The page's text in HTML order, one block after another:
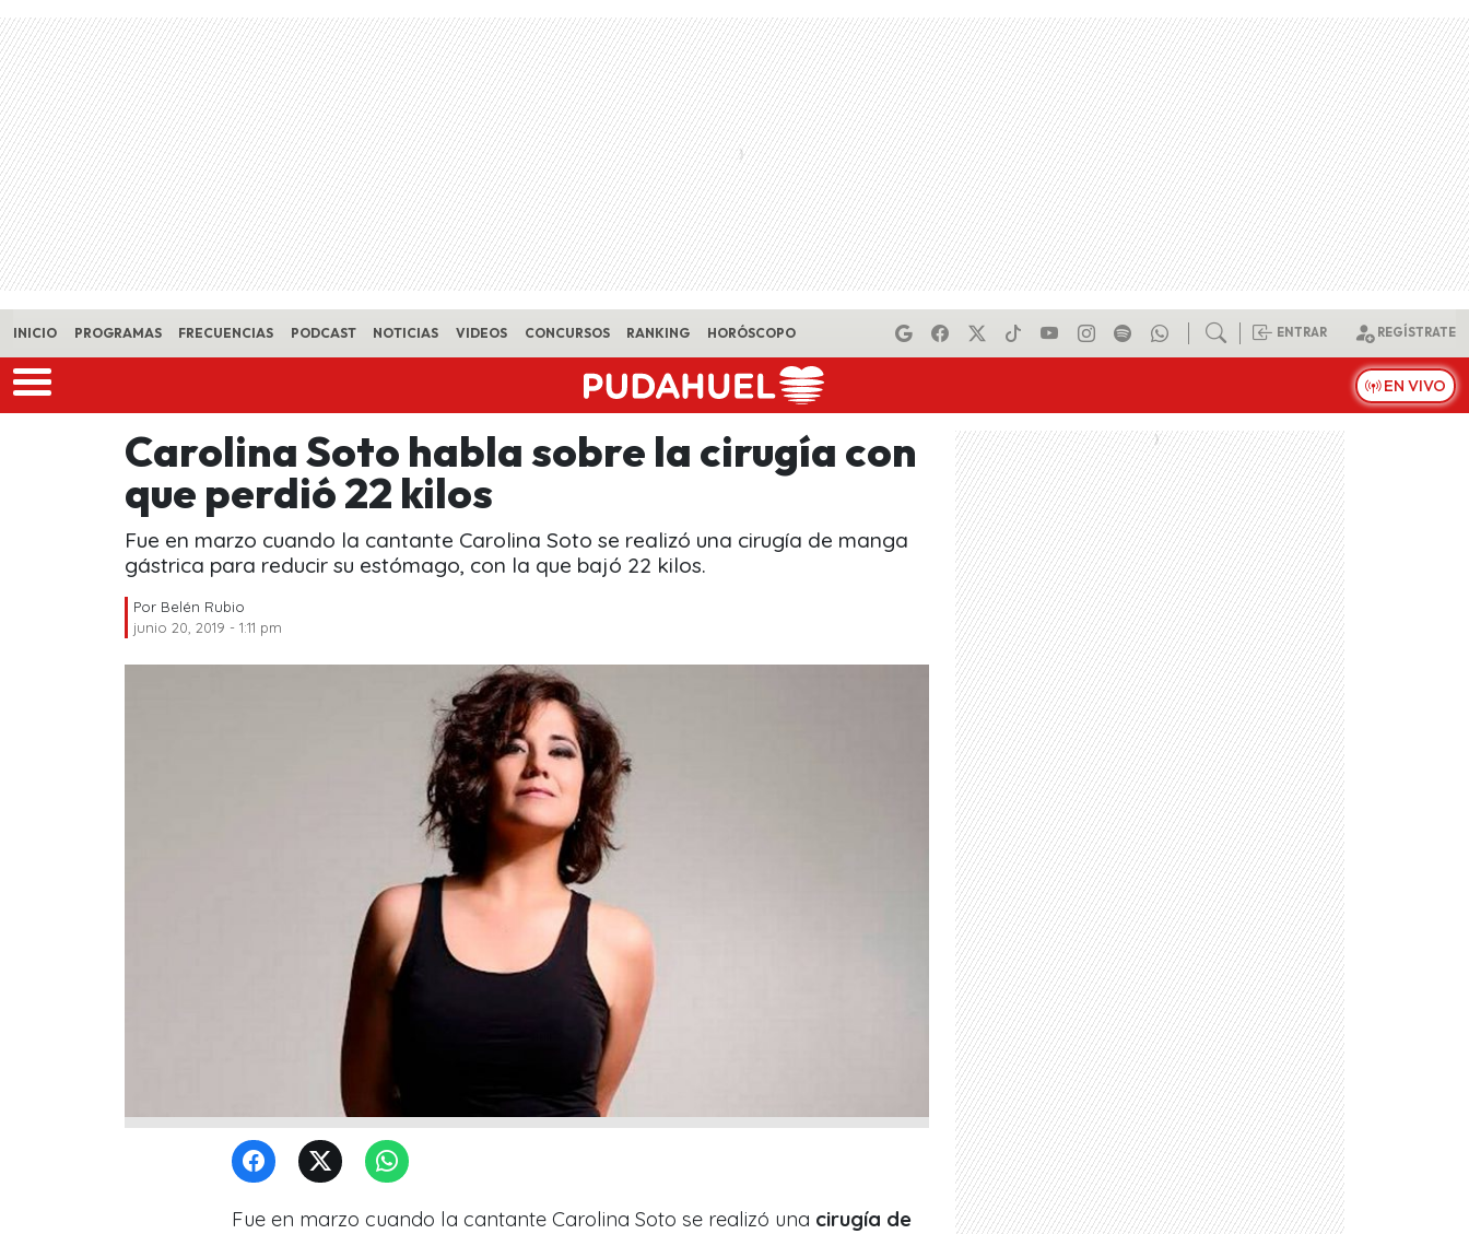
Skip to main content
INICIO PROGRAMAS FRECUENCIAS PODCAST NOTICIAS VIDEOS CONCURSOS RANKING HORÓSCOPO ENTRAR REGÍSTRATE
EN VIVO
Carolina Soto habla sobre la cirugía con
que perdió 22 kilos
Fue en marzo cuando la cantante Carolina Soto se realizó una cirugía de manga
gástrica para reducir su estómago, con la que bajó 22 kilos.
Por Belén Rubio
junio 20, 2019 - 1:11 pm
Fue en marzo cuando la cantante Carolina Soto se realizó una cirugía de